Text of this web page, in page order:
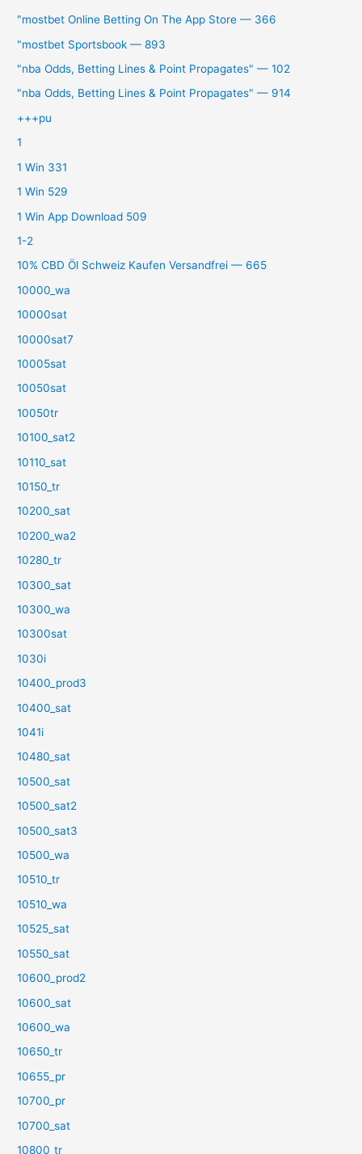
"‎mostbet Online Betting On The App Store — 366
"mostbet Sportsbook — 893
"nba Odds, Betting Lines & Point Propagates" — 102
"nba Odds, Betting Lines & Point Propagates" — 914
+++pu
1
1 Win 331
1 Win 529
1 Win App Download 509
1-2
10% CBD Öl Schweiz Kaufen Versandfrei — 665
10000_wa
10000sat
10000sat7
10005sat
10050sat
10050tr
10100_sat2
10110_sat
10150_tr
10200_sat
10200_wa2
10280_tr
10300_sat
10300_wa
10300sat
1030i
10400_prod3
10400_sat
1041i
10480_sat
10500_sat
10500_sat2
10500_sat3
10500_wa
10510_tr
10510_wa
10525_sat
10550_sat
10600_prod2
10600_sat
10600_wa
10650_tr
10655_pr
10700_pr
10700_sat
10800_tr